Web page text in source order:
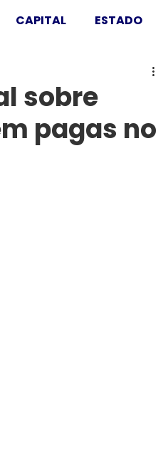
CAPITAL ESTADO
sobre
pagas no